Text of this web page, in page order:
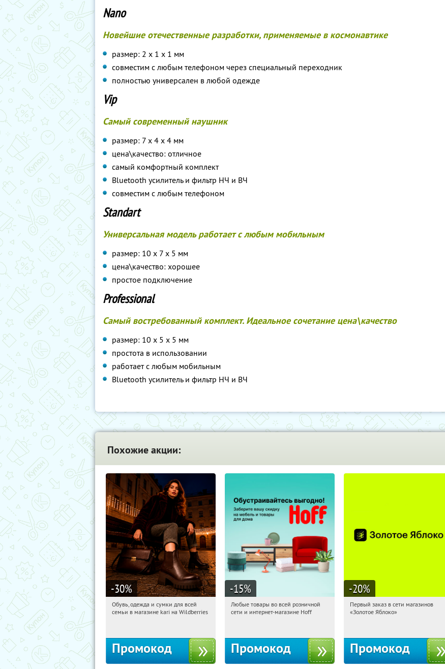
Nano
Новейшие отечественные разработки, применяемые в космонавтике
размер: 2 х 1 х 1 мм
совместим с любым телефоном через специальный переходник
полностью универсален в любой одежде
Vip
Самый современный наушник
размер: 7 х 4 х 4 мм
цена\качество: отличное
самый комфортный комплект
Bluetooth усилитель и фильтр НЧ и ВЧ
совместим с любым телефоном
Standart
Универсальная модель работает с любым мобильным
размер: 10 х 7 х 5 мм
цена\качество: хорошее
простое подключение
Professional
Самый востребованный комплект. Идеальное сочетание цена\качество
размер: 10 х 5 х 5 мм
простота в использовании
работает с любым мобильным
Bluetooth усилитель и фильтр НЧ и ВЧ
Похожие акции:
-30%
14:14:47 Получили:
Обувь, одежда и сумки для всей
семьи в магазине kari на Wildberries
Промокод
-15%
14:14:47 Получили:
Любые товары во всей розничной
сети и интернет-магазине Hoff
Промокод
-20%
14:14:47
Получи первым!
Первый заказ в сети магазинов
«Золотое Яблоко»
Промокод